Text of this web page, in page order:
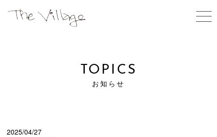
ABOUT US
私たちについて
TOPICS
お知らせ
2025/04/27